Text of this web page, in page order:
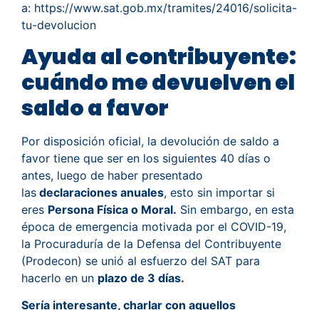
a: https://www.sat.gob.mx/tramites/24016/solicita-
tu-devolucion
Ayuda al contribuyente:
cuándo me devuelven el
saldo a favor
Por disposición oficial, la devolución de saldo a
favor tiene que ser en los siguientes 40 días o
antes, luego de haber presentado
las declaraciones anuales, esto sin importar si
eres Persona Física o Moral. Sin embargo, en esta
época de emergencia motivada por el COVID-19,
la Procuraduría de la Defensa del Contribuyente
(Prodecon) se unió al esfuerzo del SAT para
hacerlo en un plazo de 3 días.
Sería interesante, charlar con aquellos